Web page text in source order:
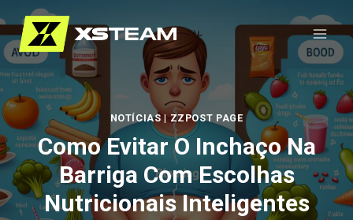
Pular
para
o
Conteúdo
NOTÍCIAS |ZZPOST PAGE
Como Evitar O Inchaço Na
Barriga Com Escolhas
Nutricionais Inteligentes